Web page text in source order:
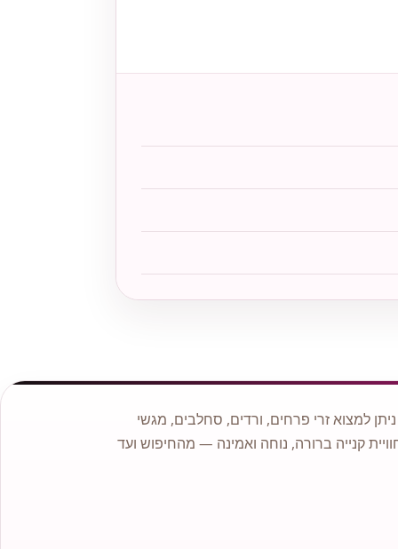
למצוא זרי פרחים, ורדים, סחלבים, מגשי
קנייה ברורה, נוחה ואמינה — מהחיפוש ועד